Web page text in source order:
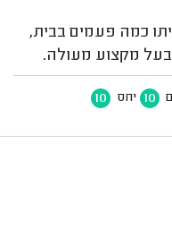
כמה פעמים בבית,
בעל מקצוע מעולה.
10 יחס 10